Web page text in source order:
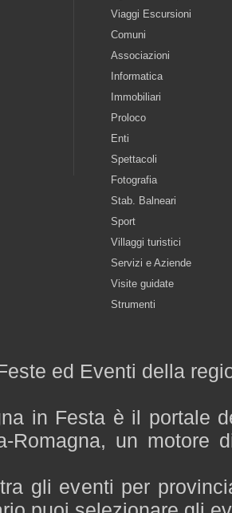
Viaggi Escursioni
Comuni
Associazioni
Informatica
Immobiliari
Proloco
Enti
Spettacoli
Fotografia
Stab. Balneari
Sport
Villaggi turistici
Servizi e Aziende
Visite guidate
Strumenti
ed Eventi della
in Festa è il portale
Romagna, un motore
gli eventi per